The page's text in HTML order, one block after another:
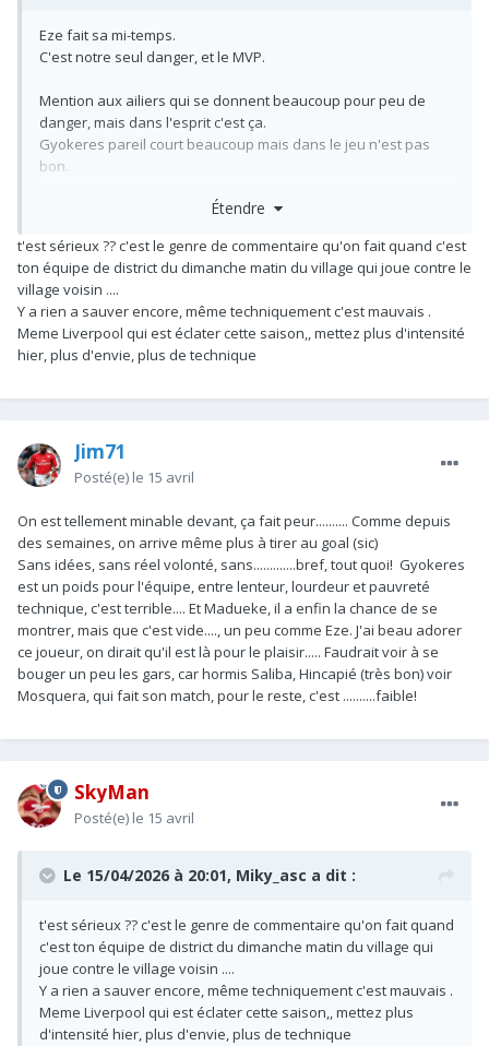
Eze fait sa mi-temps.
C'est notre seul danger, et le MVP.
Mention aux ailiers qui se donnent beaucoup pour peu de
danger, mais dans l'esprit c'est ça.
Gyokeres pareil court beaucoup mais dans le jeu n'est pas
bon.
Étendre
t'est sérieux ?? c'est le genre de commentaire qu'on fait quand c'est
ton équipe de district du dimanche matin du village qui joue contre le
village voisin ....
Y a rien a sauver encore, même techniquement c'est mauvais .
Meme Liverpool qui est éclater cette saison,, mettez plus d'intensité
hier, plus d'envie, plus de technique
Jim71
Posté(e) le 15 avril
On est tellement minable devant, ça fait peur.......... Comme depuis
des semaines, on arrive même plus à tirer au goal (sic)
Sans idées, sans réel volonté, sans.............bref, tout quoi! Gyokeres
est un poids pour l'équipe, entre lenteur, lourdeur et pauvreté
technique, c'est terrible.... Et Madueke, il a enfin la chance de se
montrer, mais que c'est vide...., un peu comme Eze. J'ai beau adorer
ce joueur, on dirait qu'il est là pour le plaisir..... Faudrait voir à se
bouger un peu les gars, car hormis Saliba, Hincapié (très bon) voir
Mosquera, qui fait son match, pour le reste, c'est ..........faible!
SkyMan
Posté(e) le 15 avril
Le 15/04/2026 à 20:01, Miky_asc a dit :
t'est sérieux ?? c'est le genre de commentaire qu'on fait quand
c'est ton équipe de district du dimanche matin du village qui
joue contre le village voisin ....
Y a rien a sauver encore, même techniquement c'est mauvais .
Meme Liverpool qui est éclater cette saison,, mettez plus
d'intensité hier, plus d'envie, plus de technique